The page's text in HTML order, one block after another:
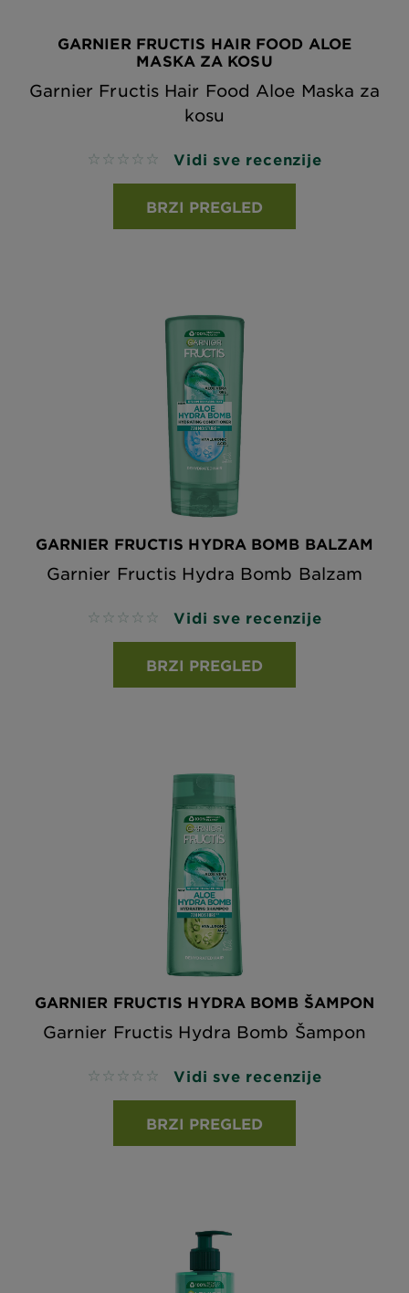
GARNIER FRUCTIS HAIR FOOD ALOE
MASKA ZA KOSU
Garnier Fructis Hair Food Aloe Maska za
kosu
No reviews Vidi sve recenzije
BRZI PREGLED
GARNIER FRUCTIS HYDRA BOMB BALZAM
Garnier Fructis Hydra Bomb Balzam
No reviews Vidi sve recenzije
BRZI PREGLED
GARNIER FRUCTIS HYDRA BOMB ŠAMPON
Garnier Fructis Hydra Bomb Šampon
No reviews Vidi sve recenzije
BRZI PREGLED